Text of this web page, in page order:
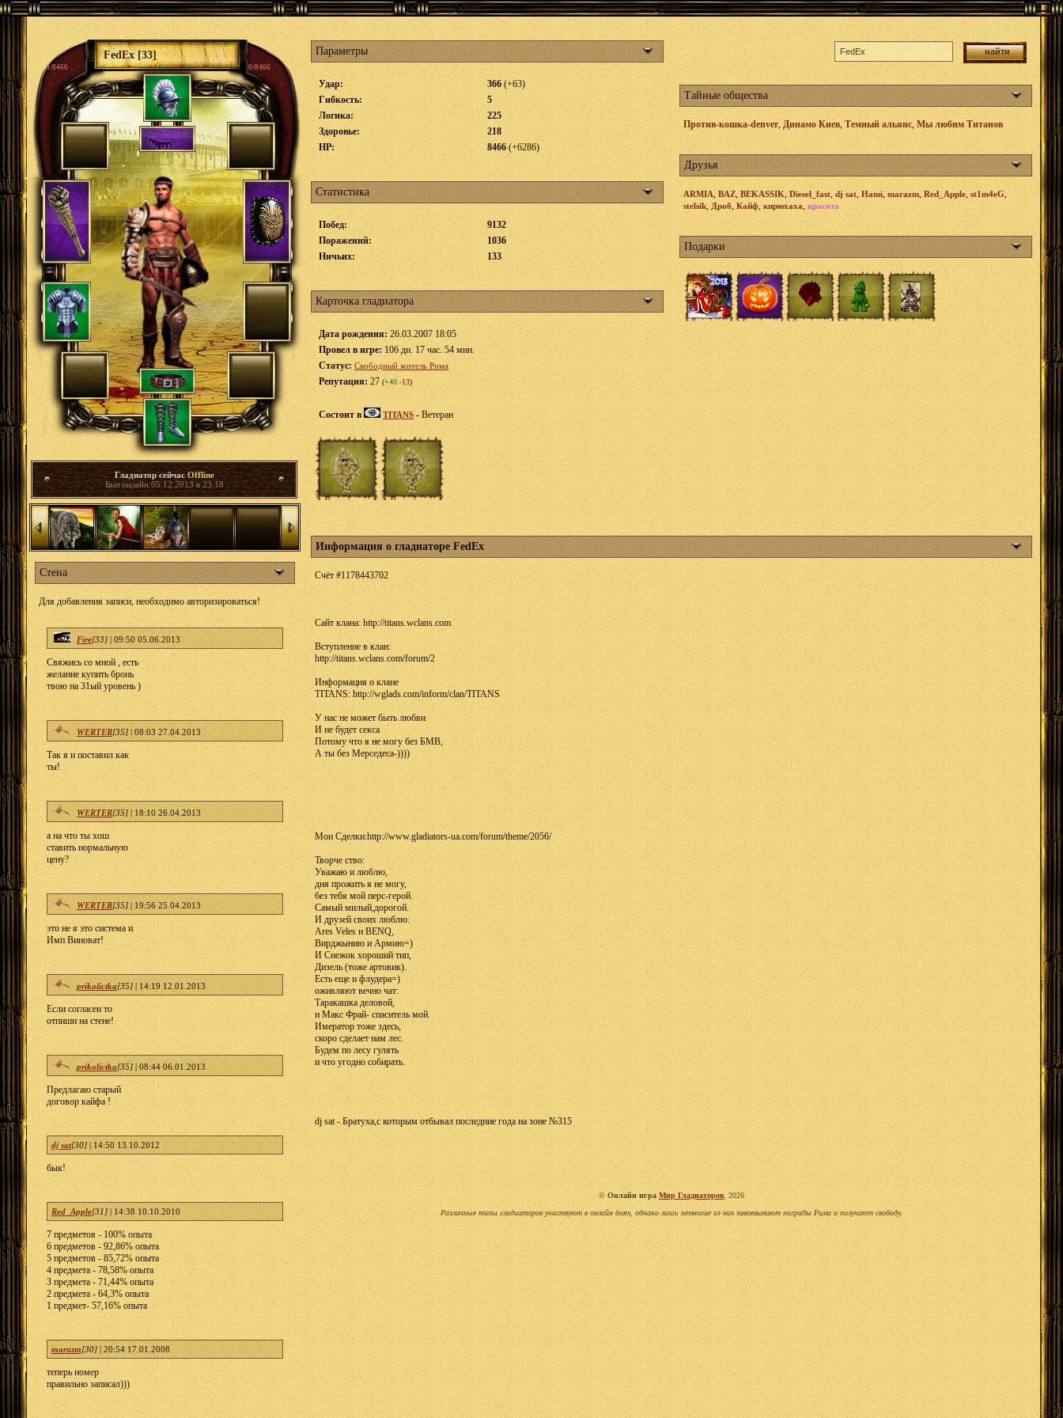
FedEx [33]
0/8466 0/8466
Гладиатор сейчасOffline
Был онлайн 05.12.2013 в 23:18
Стена
Для добавления записи, необходимо авторизироваться!
Fire[33] | 09:50 05.06.2013
Свяжись со мной , есть
желание купить бронь
твою на 31ый уровень )
WERTER[35] | 08:03 27.04.2013
Так я и поставил как
ты!
WERTER[35] | 18:10 26.04.2013
а на что ты хош
ставить нормальную
цену?
WERTER[35] | 19:56 25.04.2013
это не я это система и
Имп Виноват!
prikolictka[35] | 14:19 12.01.2013
Если согласен то
отпиши на стене!
prikolictka[35] | 08:44 06.01.2013
Предлагаю старый
договор кайфа !
dj sat[30] | 14:50 13.10.2012
бык!
Red_Apple[31] | 14:38 10.10.2010
7 предметов - 100% опыта
6 предметов - 92,86% опыта
5 предметов - 85,72% опыта
4 предмета - 78,58% опыта
3 предмета - 71,44% опыта
2 предмета - 64,3% опыта
1 предмет- 57,16% опыта
marazm[30] | 20:54 17.01.2008
теперь номер
правильно записал)))
Параметры
Удар: 366 (+63)
Гибкость:
5
Логика:
225
Здоровье:
218
HP:
8466 (+6286)
Статистика
Побед:
9132
Поражений:
1036
Ничьих:
133
Карточка гладиатора
Дата рождения: 26.03.2007 18:05
Провел в игре: 106 дн. 17 час. 54 мин.
Статус: Свободный житель Рима
Репутация: 27 (+40 -13)
Состоит в TITANS - Ветеран
Тайные общества
Против-кошка-denver, Динамо Киев, Темный альянс, Мы любим Титанов
Друзья
ARMIA, BAZ, BEKASSIK, Diesel_fast, dj sat, Hami, marazm, Red_Apple, st1m4eG,
stelsik, Дроб, Кайф, кирюхаха, красота
Подарки
Информация о гладиаторе FedEx
Счёт #1178443702
Cайт клана: http://titans.wclans.com
Вступление в клан:
http://titans.wclans.com/forum/2
Информация о клане
TITANS: http://wglads.com/inform/clan/TITANS
У нас не может быть любви
И не будет секса
Потому что я не могу без БМВ,
А ты без Мерседеса-))))
Мои Сделки:http://www.gladiators-ua.com/forum/theme/2056/
Творче ство:
Уважаю и люблю,
дня прожить я не могу,
без тебя мой перс-герой.
Самый милый,дорогой.
И друзей своих люблю:
Ares Veles и BENQ,
Вирджынию и Армию=)
И Снежок хороший тип,
Дизель (тоже артовик).
Есть еще и флудера=)
оживляют вечно чат:
Таракашка деловой,
и Макс Фрай- спаситель мой.
Имератор тоже здесь,
скоро сделает нам лес.
Будем по лесу гулять
и что угодно собирать.
dj sat - Братуха,с которым отбывал последние года на зоне №315
© Онлайн игра Мир Гладиаторов , 2026
Различные типы гладиаторов участвуют в онлайн боях, однако лишь немногие из них завоевывают награды Рима и получают свободу.